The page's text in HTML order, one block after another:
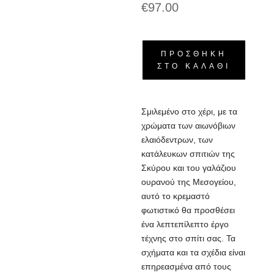
€97.00
ποσότητα
ΠΡΟΣΘΉΚΗ
ΣΤΟ ΚΑΛΆΘΙ
Σμιλεμένο στο χέρι, με τα
χρώματα των αιωνόβιων
ελαιόδεντρων, των
κατάλευκων σπιτιών της
Σκύρου και του γαλάζιου
ουρανού της Μεσογείου,
αυτό το κρεμαστό
φωτιστικό θα προσθέσει
ένα λεπτεπίλεπτο έργο
τέχνης στο σπίτι σας. Τα
σχήματα και τα σχέδια είναι
επηρεασμένα από τους